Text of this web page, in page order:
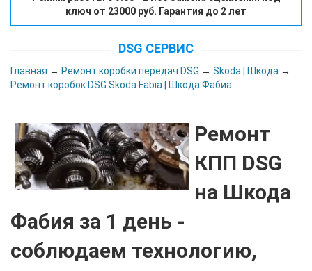
ключ от 23000 руб. Гарантия до 2 лет
DSG СЕРВИС
Главная → Ремонт коробки передач DSG → Skoda | Шкода →
Ремонт коробок DSG Skoda Fabia | Шкода Фабиа
Ремонт
КПП DSG
на Шкода
Фабия за 1 день -
соблюдаем технологию,